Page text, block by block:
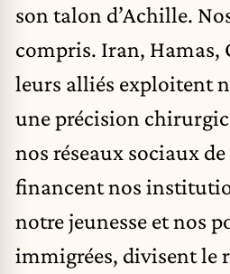
son talon d’Achille.
compris. Iran, Hamas,
leurs alliés exploitent
une précision
nos réseaux sociaux
financent nos
notre jeunesse et nos
immigrées, divisent le